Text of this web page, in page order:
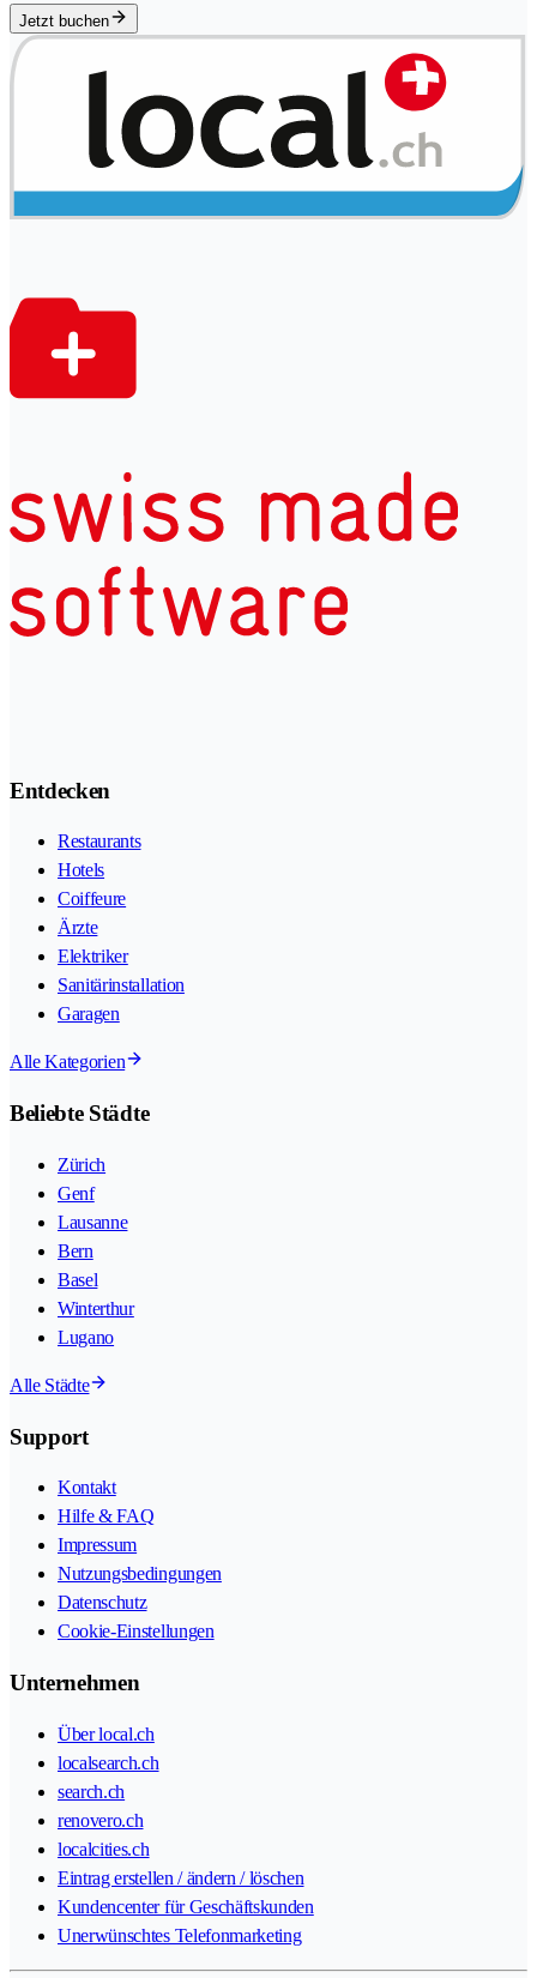
Jetzt buchen
Entdecken
Restaurants
Hotels
Coiffeure
Ärzte
Elektriker
Sanitärinstallation
Garagen
Alle Kategorien
Beliebte Städte
Zürich
Genf
Lausanne
Bern
Basel
Winterthur
Lugano
Alle Städte
Support
Kontakt
Hilfe & FAQ
Impressum
Nutzungsbedingungen
Datenschutz
Cookie-Einstellungen
Unternehmen
Über local.ch
localsearch.ch
search.ch
renovero.ch
localcities.ch
Eintrag erstellen / ändern / löschen
Kundencenter für Geschäftskunden
Unerwünschtes Telefonmarketing